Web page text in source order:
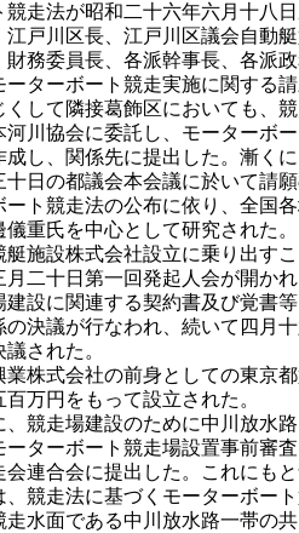
走法が昭和二十六年六月十八
江戸川区長、江戸川区議会自動
財務委員長、各派幹事長、各派
ーターボート競走実施に関する
して隣接葛飾区においても、
河川協会に委託し、モーターボ
成し、関係先に提出した。漸く
十日の都議会本会議に於いて請
ト競走法の公布に依り、全国
儀重氏を中心として研究された
艇施設株式会社設立に乗り出す
二十日第一回発起人会が開か
建設に関連する契約書及び覚書
の決議が行なわれ、続いて四月
された。
株式会社の前身としての東京
万円をもって設立された。
競走場建設のために中川放水
ーターボート競走場設置事前審
会連合会に提出した。これにも
、競走法に基づくモーターボー
水面である中川放水路一帯の